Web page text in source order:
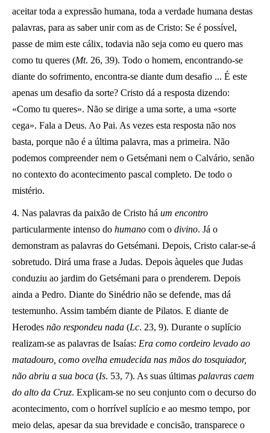
aceitar toda a expressão humana, toda a verdade humana destas
palavras, para as saber unir com as de Cristo: Se é possível,
passe de mim este cálix, todavia não seja como eu quero mas
como tu queres (Mt. 26, 39). Todo o homem, encontrando-se
diante do sofrimento, encontra-se diante dum desafio ... É este
apenas um desafio da sorte? Cristo dá a resposta dizendo:
«Como tu queres». Não se dirige a uma sorte, a uma «sorte
cega». Fala a Deus. Ao Pai. As vezes esta resposta não nos
basta, porque não é a última palavra, mas a primeira. Não
podemos compreender nem o Getsémani nem o Calvário, senão
no contexto do acontecimento pascal completo. De todo o
mistério.
4. Nas palavras da paixão de Cristo há um encontro
particularmente intenso do humano com o divino. Já o
demonstram as palavras do Getsémani. Depois, Cristo calar-se-á
sobretudo. Dirá uma frase a Judas. Depois àqueles que Judas
conduziu ao jardim do Getsémani para o prenderem. Depois
ainda a Pedro. Diante do Sinédrio não se defende, mas dá
testemunho. Assim também diante de Pilatos. E diante de
Herodes não respondeu nada (Lc. 23, 9). Durante o suplício
realizam-se as palavras de Isaías: Era como cordeiro levado ao
matadouro, como ovelha emudecida nas mãos do tosquiador,
não abriu a sua boca (Is. 53, 7). As suas últimas palavras caem
do alto da Cruz. Explicam-se no seu conjunto com o decurso do
acontecimento, com o horrível suplício e ao mesmo tempo, por
meio delas, apesar da sua brevidade e concisão, transparece o